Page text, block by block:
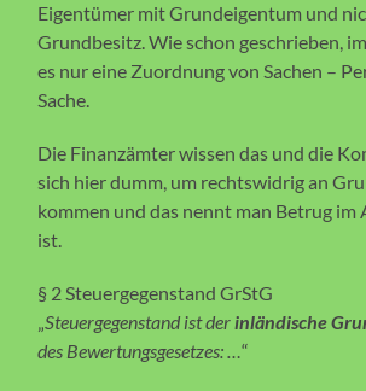
Eigentümer mit Grundeigentum und
Grundbesitz. Wie schon geschrieben,
es nur eine Zuordnung von Sachen –
Sache.
Die Finanzämter wissen das und die
sich hier dumm, um rechtswidrig an
kommen und das nennt man Betrug im
ist.
§ 2 Steuergegenstand GrStG
„Steuergegenstand ist derinländische
des Bewertungsgesetzes: …“